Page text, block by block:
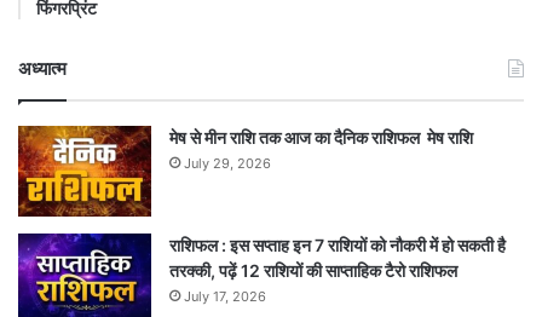
फिंगरप्रिंट
अध्यात्म
मेष से मीन राशि तक आज का दैनिक राशिफल मेष राशि
July 29, 2026
राशिफल : इस सप्ताह इन 7 राशियों को नौकरी में हो सकती है
तरक्की, पढ़ें 12 राशियों की साप्ताहिक टैरो राशिफल
July 17, 2026